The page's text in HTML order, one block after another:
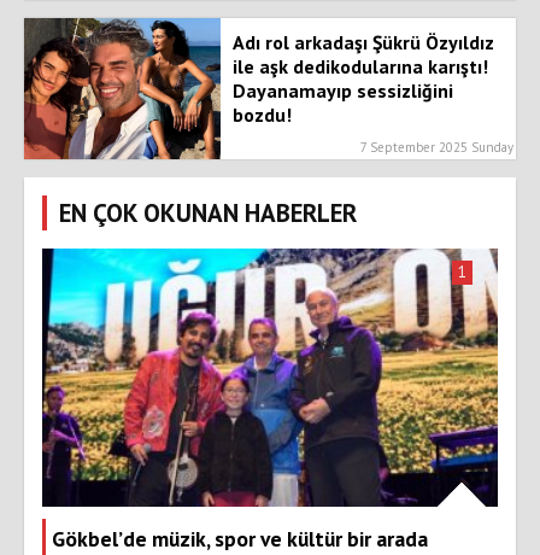
Adı rol arkadaşı Şükrü Özyıldız
ile aşk dedikodularına karıştı!
Dayanamayıp sessizliğini
bozdu!
7 September 2025 Sunday
EN ÇOK OKUNAN HABERLER
Gökbel’de müzik, spor ve kültür bir arada
1